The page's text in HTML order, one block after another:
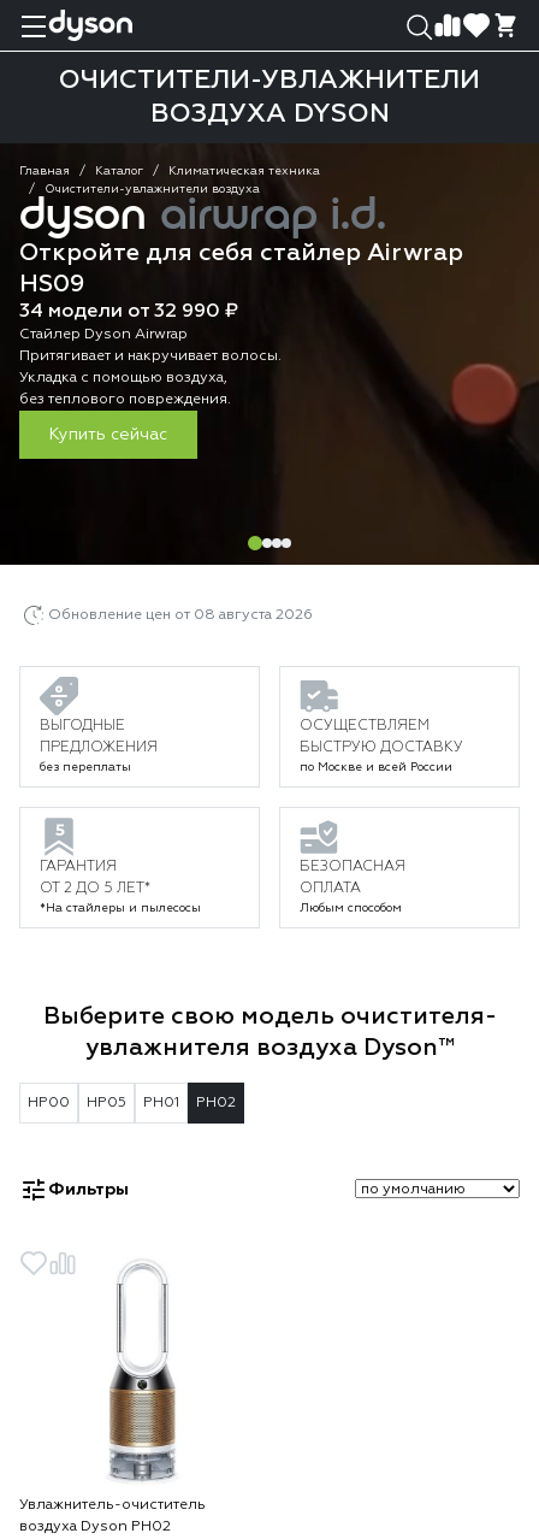
ОЧИСТИТЕЛИ-УВЛАЖНИТЕЛИ
ВОЗДУХА DYSON
Главная Каталог
Климатическая техника
Очистители-увлажнители воздуха
dyson airwrap i.d.
Откройте для себя стайлер Airwrap
HS09
34 модели от 32 990 ₽
Стайлер Dyson Airwrap
Притягивает и накручивает волосы.
Укладка с помощью воздуха,
без теплового повреждения.
Купить сейчас
Обновление цен от 08 августа 2026
ВЫГОДНЫЕ
ПРЕДЛОЖЕНИЯ
без переплаты
ОСУЩЕСТВЛЯЕМ
БЫСТРУЮ ДОСТАВКУ
по Москве и всей России
ГАРАНТИЯ
ОТ 2 ДО 5 ЛЕТ*
*На стайлеры и пылесосы
БЕЗОПАСНАЯ
ОПЛАТА
Любым способом
Выберите свою модель очистителя-
увлажнителя воздуха Dyson™
HP00 HP05 PH01 PH02
Фильтры
Увлажнитель-очиститель
воздуха Dyson PH02